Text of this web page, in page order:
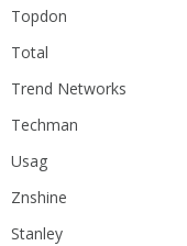
Topdon
Total
Trend Networks
Techman
Usag
Znshine
Stanley